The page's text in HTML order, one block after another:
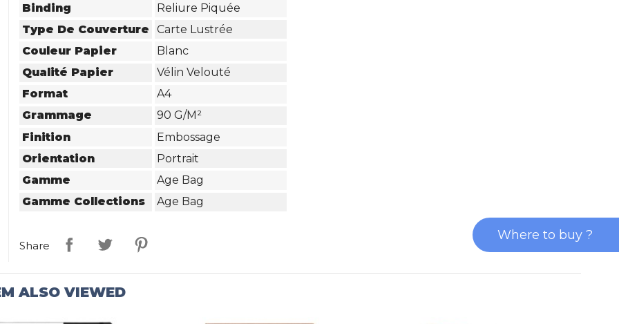
Binding
Reliure Piquée
Type De Couverture
Carte Lustrée
Couleur Papier
Blanc
Qualité Papier
Vélin Velouté
Format
A4
Grammage
90 G/m²
Finition
Embossage
Orientation
Portrait
Gamme
Age Bag
Gamme Collections
Age Bag
Share
ALSO VIEWED
Where to buy ?